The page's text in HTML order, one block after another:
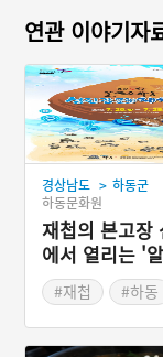
연관 이야기자
경상남도 > 하동군
하동문화원
재첩의 본고장
에서 열리는 '
동섬진강문화재
제'#재첩
#하동
#여름여행